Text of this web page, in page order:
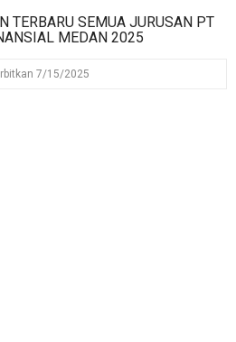
TERBARU SEMUA JURUSAN PT
MEDAN 2025
7/15/2025